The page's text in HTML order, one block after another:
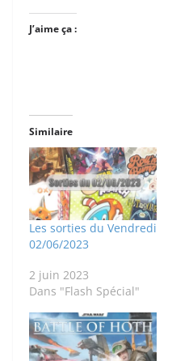
J’aime ça :
Similaire
Les sorties du Vendredi
02/06/2023
2 juin 2023
Dans "Flash Spécial"